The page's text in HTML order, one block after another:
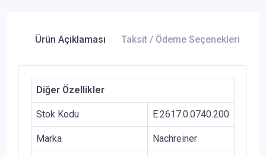
Ürün Açıklaması Taksit / Ödeme Seçenekleri
Diğer Özellikler
Stok Kodu E.2617.0.0740.200
Marka Nachreiner